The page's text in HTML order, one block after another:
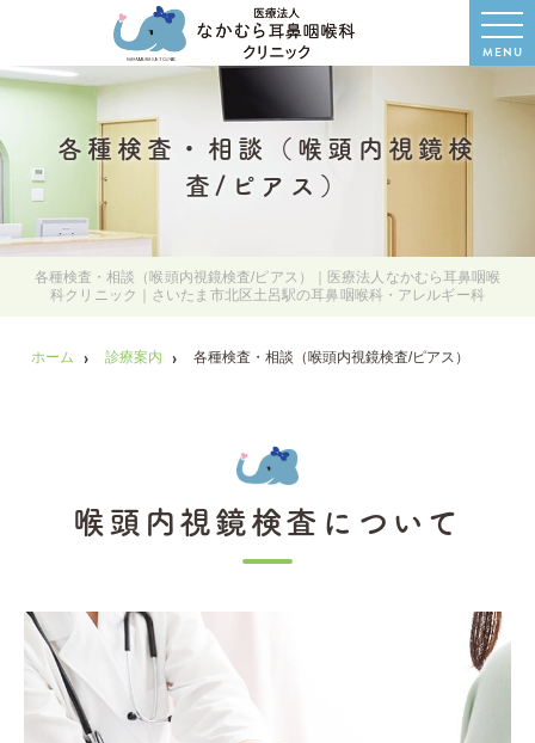
MENU
各種検査・相談（喉頭内視鏡検
査/ピアス）
各種検査・相談（喉頭内視鏡検査/ピアス）｜医療法人なかむら耳鼻咽喉
科クリニック｜さいたま市北区土呂駅の耳鼻咽喉科・アレルギー科
ホーム 診療案内 各種検査・相談（喉頭内視鏡検査/ピアス）
喉頭内視鏡検査について